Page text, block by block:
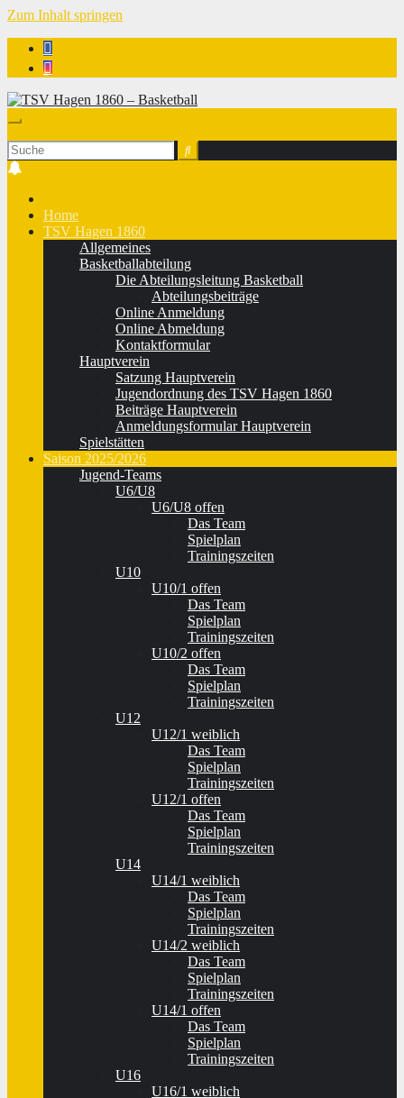
Zum Inhalt springen
Home
TSV Hagen 1860
Allgemeines
Basketballabteilung
Die Abteilungsleitung Basketball
Abteilungsbeiträge
Online Anmeldung
Online Abmeldung
Kontaktformular
Hauptverein
Satzung Hauptverein
Jugendordnung des TSV Hagen 1860
Beiträge Hauptverein
Anmeldungsformular Hauptverein
Spielstätten
Saison 2025/2026
Jugend-Teams
U6/U8
U6/U8 offen
Das Team
Spielplan
Trainingszeiten
U10
U10/1 offen
Das Team
Spielplan
Trainingszeiten
U10/2 offen
Das Team
Spielplan
Trainingszeiten
U12
U12/1 weiblich
Das Team
Spielplan
Trainingszeiten
U12/1 offen
Das Team
Spielplan
Trainingszeiten
U14
U14/1 weiblich
Das Team
Spielplan
Trainingszeiten
U14/2 weiblich
Das Team
Spielplan
Trainingszeiten
U14/1 offen
Das Team
Spielplan
Trainingszeiten
U16
U16/1 weiblich